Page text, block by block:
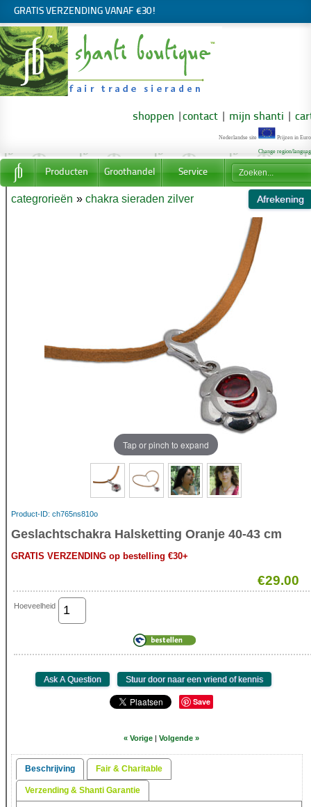
GRATIS VERZENDING VANAF €30!
shoppen contact mijn shanti
Nederlandse site Prijzen in
Change region/
Producten Groothandel Service
categrorieën » chakra sieraden zilver
Tap or pinch to expand
Product-ID ch765ns810o
Geslachtschakra Halsketting Oranje 40-43 cm
GRATIS VERZENDING op bestelling €30+
€29.00
Hoeveelheid
Save
« Vorige | Volgende »
Beschrijving Fair & Charitable
Verzending & Shanti Garantie